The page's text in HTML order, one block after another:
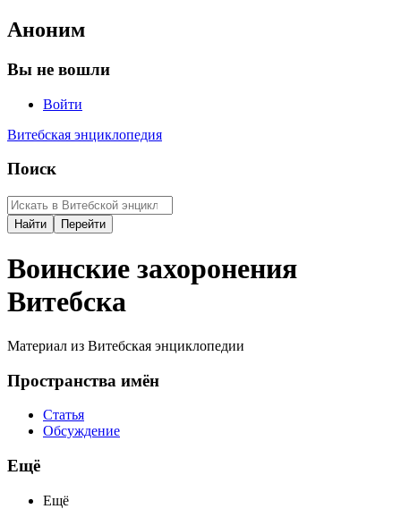
Аноним
Вы не вошли
Войти
Витебская энциклопедия
Поиск
Воинские захоронения
Витебска
Материал из Витебская энциклопедии
Пространства имён
Статья
Обсуждение
Ещё
Ещё